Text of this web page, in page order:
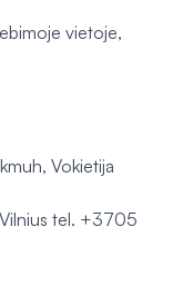
vietoje,
Vokietija
tel. +3705